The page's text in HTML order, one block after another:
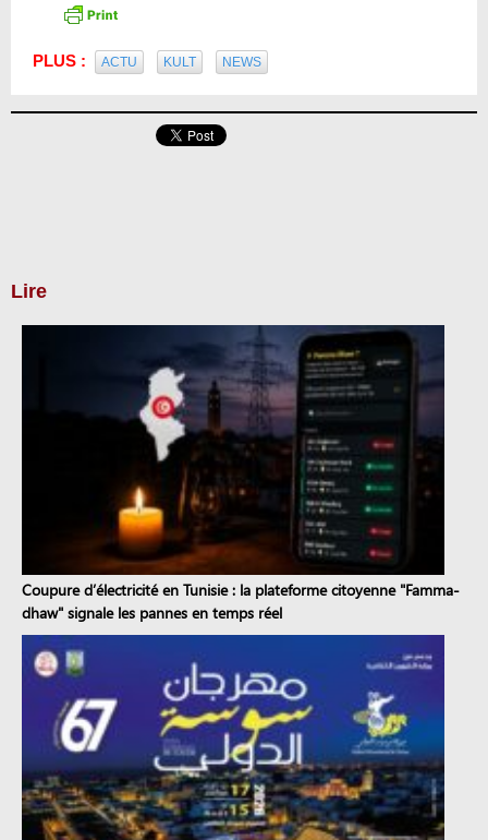
PLUS : ACTU KULT NEWS
Lire
Coupure d’électricité en Tunisie : la plateforme citoyenne "Famma-
dhaw" signale les pannes en temps réel